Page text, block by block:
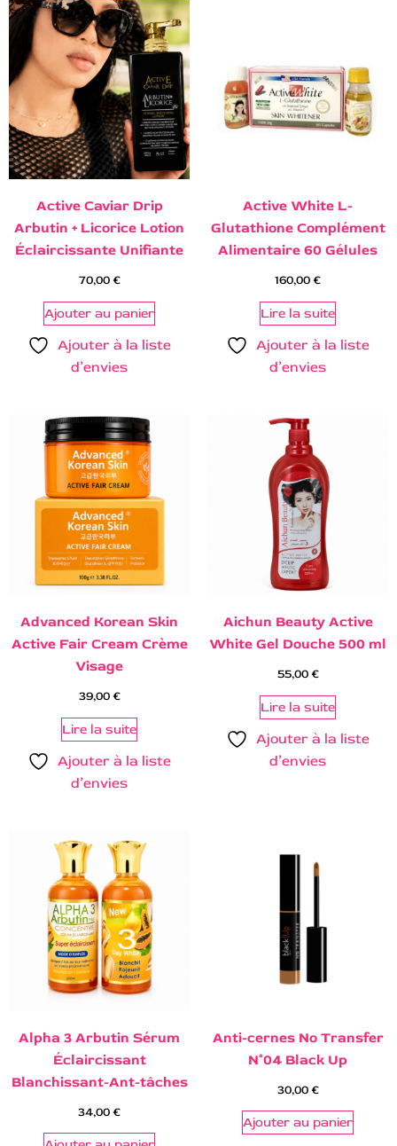
Active Caviar Drip
Arbutin + Licorice Lotion
Éclaircissante Unifiante
70,00€
Ajouter au panier
Ajouter à la liste
d’envies
Active White L-
Glutathione Complément
Alimentaire 60 Gélules
160,00€
Lire la suite
Ajouter à la liste
d’envies
Advanced Korean Skin
Active Fair Cream Crème
Visage
39,00€
Lire la suite
Ajouter à la liste
d’envies
Aichun Beauty Active
White Gel Douche 500 ml
55,00€
Lire la suite
Ajouter à la liste
d’envies
Alpha 3 Arbutin Sérum
Éclaircissant
Blanchissant-Ant-tâches
34,00€
Anti-cernes No Transfer
N°04 Black Up
30,00€
Ajouter au panier